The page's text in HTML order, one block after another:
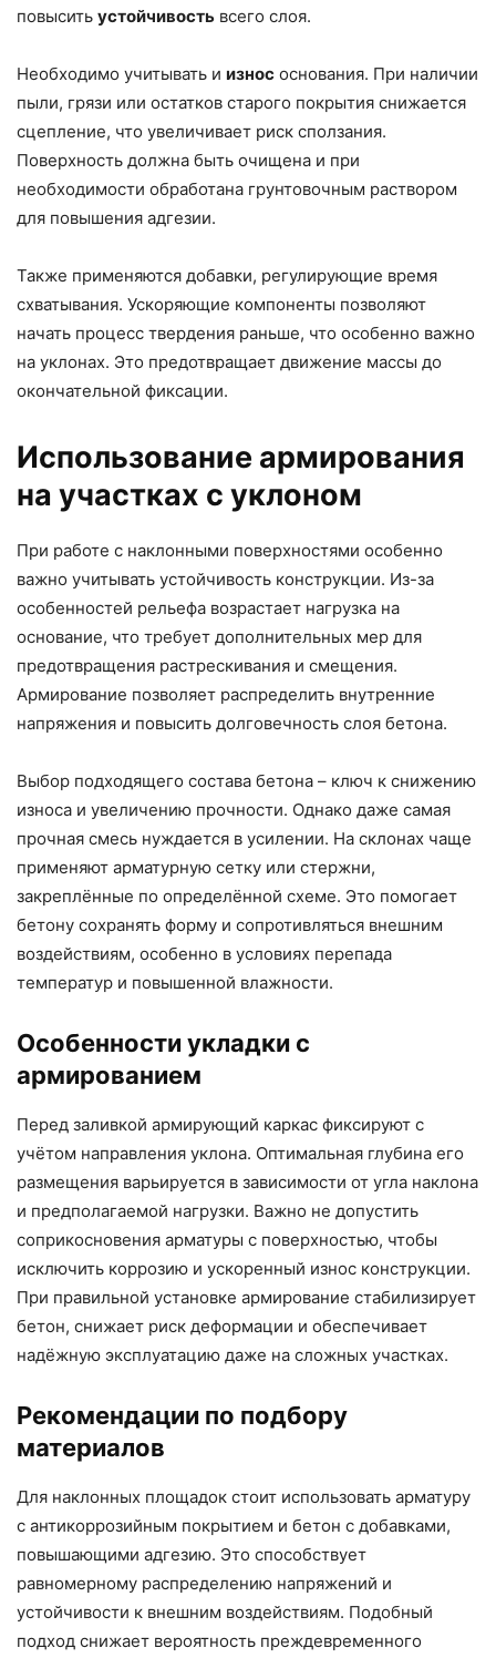
повысить устойчивость всего слоя.
Необходимо учитывать и износ основания. При наличии
пыли, грязи или остатков старого покрытия снижается
сцепление, что увеличивает риск сползания.
Поверхность должна быть очищена и при
необходимости обработана грунтовочным раствором
для повышения адгезии.
Также применяются добавки, регулирующие время
схватывания. Ускоряющие компоненты позволяют
начать процесс твердения раньше, что особенно важно
на уклонах. Это предотвращает движение массы до
окончательной фиксации.
Использование армирования
на участках с уклоном
При работе с наклонными поверхностями особенно
важно учитывать устойчивость конструкции. Из-за
особенностей рельефа возрастает нагрузка на
основание, что требует дополнительных мер для
предотвращения растрескивания и смещения.
Армирование позволяет распределить внутренние
напряжения и повысить долговечность слоя бетона.
Выбор подходящего состава бетона – ключ к снижению
износа и увеличению прочности. Однако даже самая
прочная смесь нуждается в усилении. На склонах чаще
применяют арматурную сетку или стержни,
закреплённые по определённой схеме. Это помогает
бетону сохранять форму и сопротивляться внешним
воздействиям, особенно в условиях перепада
температур и повышенной влажности.
Особенности укладки с
армированием
Перед заливкой армирующий каркас фиксируют с
учётом направления уклона. Оптимальная глубина его
размещения варьируется в зависимости от угла наклона
и предполагаемой нагрузки. Важно не допустить
соприкосновения арматуры с поверхностью, чтобы
исключить коррозию и ускоренный износ конструкции.
При правильной установке армирование стабилизирует
бетон, снижает риск деформации и обеспечивает
надёжную эксплуатацию даже на сложных участках.
Рекомендации по подбору
материалов
Для наклонных площадок стоит использовать арматуру
с антикоррозийным покрытием и бетон с добавками,
повышающими адгезию. Это способствует
равномерному распределению напряжений и
устойчивости к внешним воздействиям. Подобный
подход снижает вероятность преждевременного